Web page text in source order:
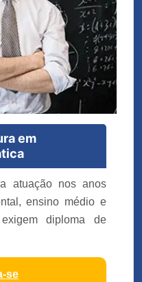
em
atuação nos anos
ensino médio e
diploma de
se